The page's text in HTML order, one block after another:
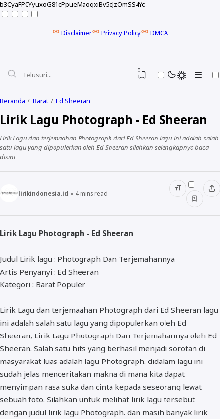
b3CyaFP0YyuxoG81cPpueMaoqxiBv5cJzOmSS4Yc
Disclaimer Privacy Policy DMCA
NISA SABYAN
0
Beranda Barat Ed Sheeran
Lirik Lagu Photograph - Ed Sheeran
Lirik Lagu dan terjemaahan Photograph dari Ed Sheeran lagu ini adalah salah
satu lagu yang dipopulerkan oleh Ed Sheeran silahkan selengkapnya baca
disini
lirikindonesia.id 4mins read
Lirik Lagu Photograph - Ed Sheeran
Judul Lirik lagu : Photograph Dan Terjemahannya
Artis Penyanyi : Ed Sheeran
Kategori : Barat Populer
Lirik Lagu dan terjemaahan Photograph dari Ed Sheeran lagu
ini adalah salah satu lagu yang dipopulerkan oleh Ed
Sheeran, Lirik Lagu Photograph Dan Terjemahannya oleh Ed
Sheeran. Salah satu hits yang berhasil menjadi sorotan di
masyarakat luas adalah lagu Photograph. didalam lagu ini
sudah jelas menceritakan makna di mana kita dapat
menyimpan rasa suka dan cinta kepada seseorang lewat
sebuah foto. Silahkan untuk melihat lirik lagu tersebut
dengan judul lirik lagu Photograph. dan masih banyak lirik